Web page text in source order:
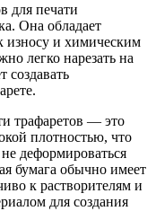
для печати
Она обладает
износу и химическим
легко нарезать на
создавать
трафаретов — это
плотностью, что
деформироваться
бумага обычно имеет
к растворителям и
для создания